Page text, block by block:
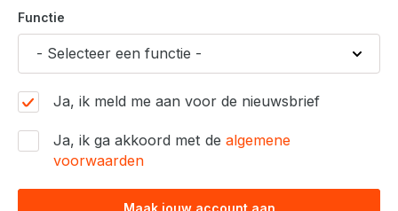
Functie
Ja, ik meld me aan voor de nieuwsbrief
Ja, ik ga akkoord met de algemene
voorwaarden
Maak jouw account aan